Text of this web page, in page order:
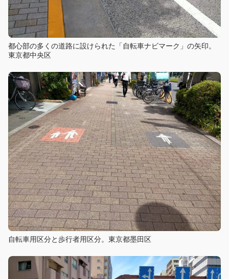
都心部の多くの道路に設けられた「自転車ナビマーク」の矢印。
東京都中央区
自転車用区分と歩行者用区分。東京都墨田区